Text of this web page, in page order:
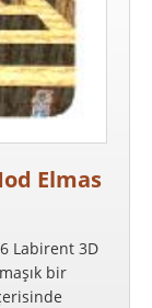
Elmas
Labirent 3D
bir